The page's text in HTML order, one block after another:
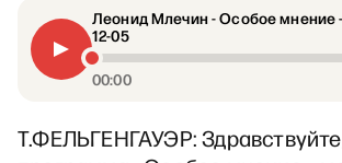
Леонид Млечин - Особое мнение -
12-05
00:00
Т.ФЕЛЬГЕНГАУЭР: